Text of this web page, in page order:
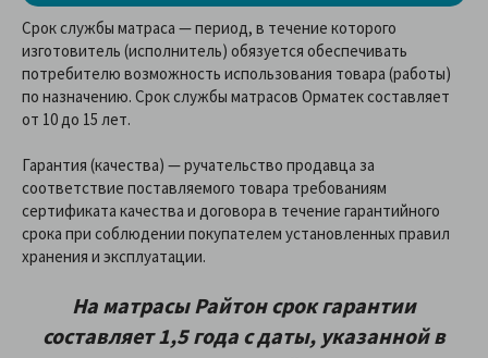
Срок службы матраса — период, в течение которого
изготовитель (исполнитель) обязуется обеспечивать
потребителю возможность использования товара (работы)
по назначению. Срок службы матрасов Орматек составляет
от 10 до 15 лет.
Гарантия (качества) — ручательство продавца за
соответствие поставляемого товара требованиям
сертификата качества и договора в течение гарантийного
срока при соблюдении покупателем установленных правил
хранения и эксплуатации.
На матрасы Райтон срок гарантии
составляет 1,5 года с даты, указанной в